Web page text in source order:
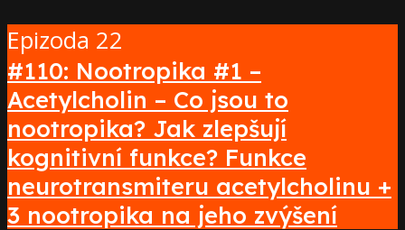
Epizoda 22
#110: Nootropika #1 –
Acetylcholin – Co jsou to
nootropika? Jak zlepšují
kognitivní funkce? Funkce
neurotransmiteru acetylcholinu +
3 nootropika na jeho zvýšení